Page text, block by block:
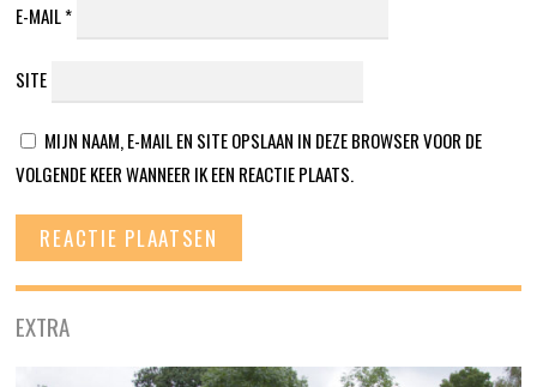
E-MAIL*
SITE
MIJN NAAM, E-MAIL EN SITE OPSLAAN IN DEZE BROWSER VOOR DE
VOLGENDE KEER WANNEER IK EEN REACTIE PLAATS.
EXTRA